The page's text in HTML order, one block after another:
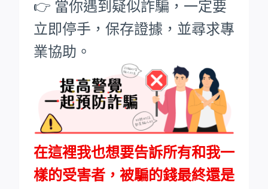
👉 當你遇到疑似詐騙，一定要
立即停手，保存證據，並尋求專
業協助。
在這裡我也想要告訴所有和我一
樣的受害者，被騙的錢最終還是